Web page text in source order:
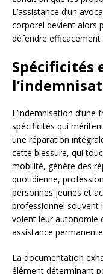
L’assistance d’un
corporel devient alors
défendre
Spécificités
L’indemnisation
spécificités qui
une réparation
cette blessure, qui
mobilité, génère des
quotidienne,
personnes jeunes et
professionnel souvent
voient leur autonomie
assistance
La documentation
élément déterminant